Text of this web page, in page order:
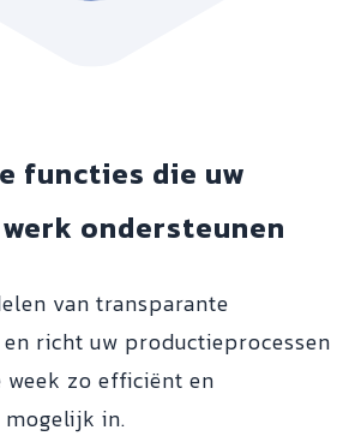
functies die uw
ondersteunen
van transparante
richt uw productieprocessen
zo efficiënt en
in.